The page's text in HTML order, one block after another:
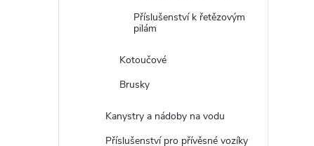
Příslušenství k řetězovým
pilám
Kotoučové
Brusky
Kanystry a nádoby na vodu
Příslušenství pro přívěsné vozíky